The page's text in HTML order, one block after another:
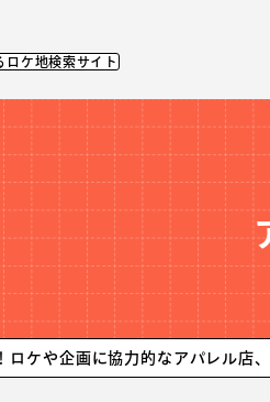
ロケ地検索サイト
に協力的なアパレル店、雑貨屋